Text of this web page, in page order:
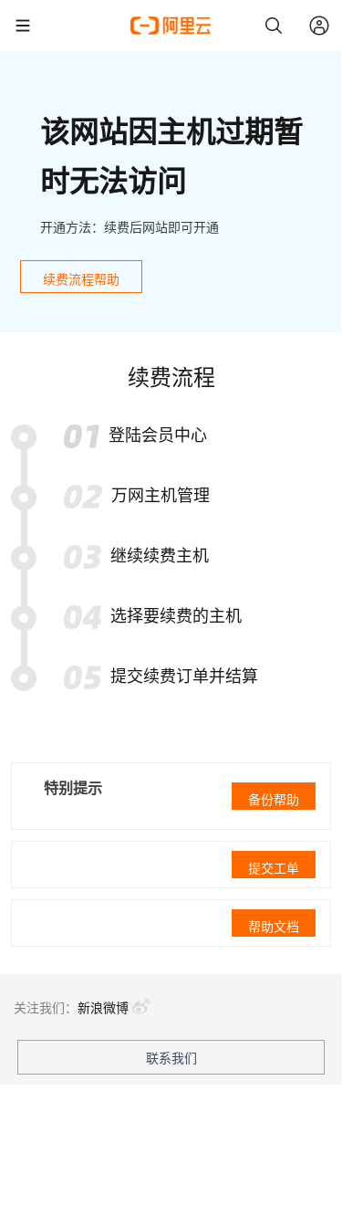
该网站因主机过期暂
时无法访问
开通方法：续费后网站即可开通
续费流程帮助
续费流程
登陆会员中心
万网主机管理
继续续费主机
选择要续费的主机
提交续费订单并结算
特别提示
备份帮助
提交工单
帮助文档